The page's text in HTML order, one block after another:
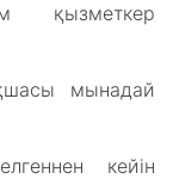
қызметкер
мынадай
кейін